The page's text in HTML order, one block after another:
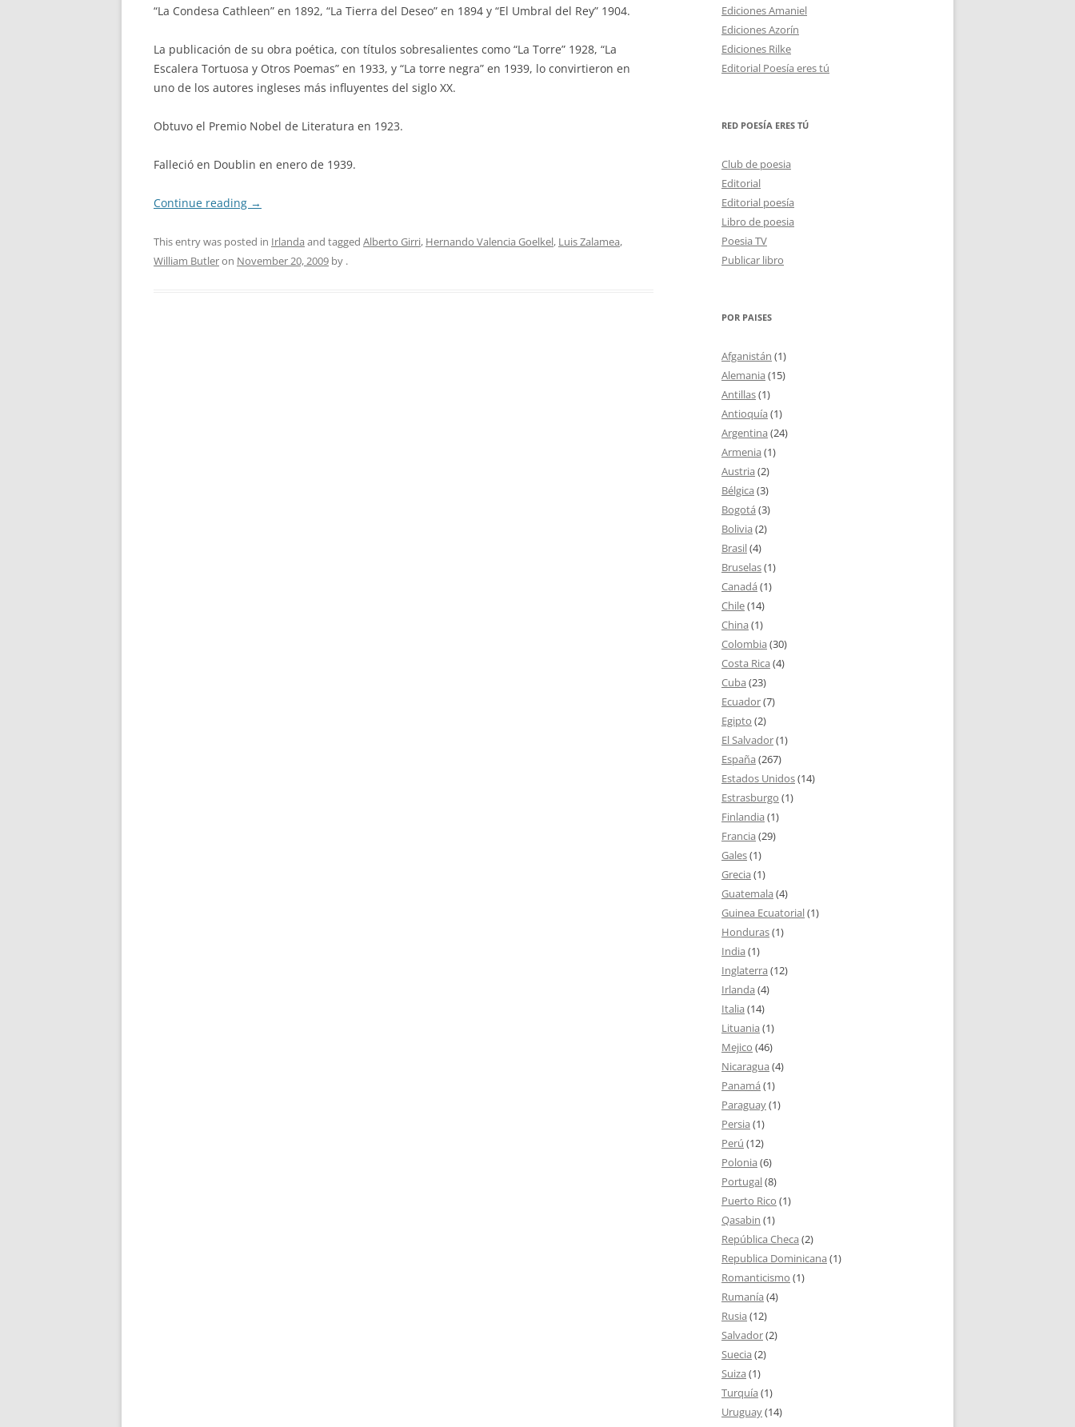
“La Condesa Cathleen” en 1892, “La Tierra del Deseo” en 1894 y “El Umbral del Rey” 1904.
La publicación de su obra poética, con títulos sobresalientes como “La Torre” 1928, “La
Escalera Tortuosa y Otros Poemas” en 1933, y “La torre negra” en 1939, lo convirtieron en
uno de los autores ingleses más influyentes del siglo XX.
Obtuvo el Premio Nobel de Literatura en 1923.
Falleció en Doublin en enero de 1939.
Continue reading →
This entry was posted in Irlanda and tagged Alberto Girri, Hernando Valencia Goelkel, Luis Zalamea,
William Butleron November 20, 2009 by .
Ediciones Amaniel
Ediciones Azorín
Ediciones Rilke
Editorial Poesía eres tú
RED POESÍA ERES TÚ
Club de poesia
Editorial
Editorial poesía
Libro de poesia
Poesia TV
Publicar libro
POR PAISES
Afganistán (1)
Alemania (15)
Antillas(1)
Antioquía (1)
Argentina (24)
Armenia (1)
Austria (2)
Bélgica (3)
Bogotá (3)
Bolivia (2)
Brasil(4)
Bruselas(1)
Canadá (1)
Chile(14)
China (1)
Colombia (30)
Costa Rica (4)
Cuba (23)
Ecuador(7)
Egipto (2)
El Salvador(1)
España (267)
Estados Unidos(14)
Estrasburgo (1)
Finlandia (1)
Francia (29)
Gales(1)
Grecia (1)
Guatemala (4)
Guinea Ecuatorial(1)
Honduras(1)
India (1)
Inglaterra (12)
Irlanda (4)
Italia (14)
Lituania (1)
Mejico (46)
Nicaragua (4)
Panamá (1)
Paraguay(1)
Persia (1)
Perú (12)
Polonia (6)
Portugal(8)
Puerto Rico (1)
Qasabin (1)
República Checa (2)
Republica Dominicana (1)
Romanticismo (1)
Rumanía (4)
Rusia (12)
Salvador(2)
Suecia (2)
Suiza (1)
Turquía (1)
Uruguay(14)